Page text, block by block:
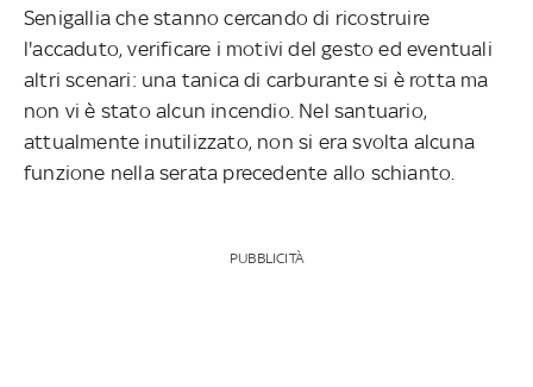
Senigallia che stanno cercando di ricostruire
l'accaduto, verificare i motivi del gesto ed eventuali
altri scenari: una tanica di carburante si è rotta ma
non vi è stato alcun incendio. Nel santuario,
attualmente inutilizzato, non si era svolta alcuna
funzione nella serata precedente allo schianto.
PUBBLICITÀ